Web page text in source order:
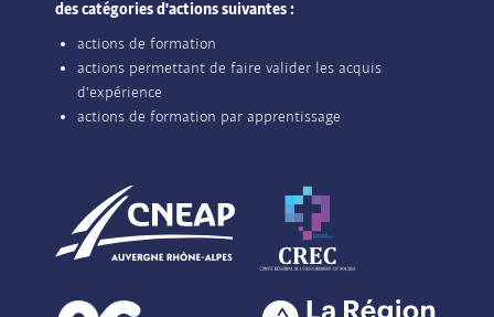
des catégories d'actions suivantes :
actions de formation
actions permettant de faire valider les acquis
d'expérience
actions de formation par apprentissage